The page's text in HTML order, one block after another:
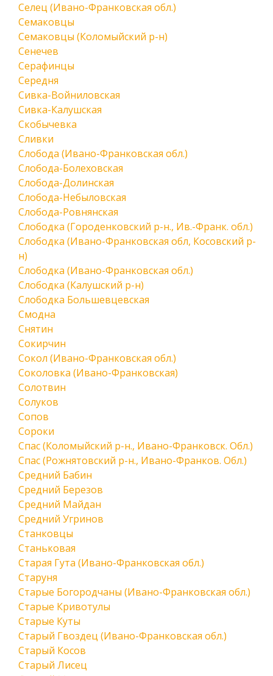
Селец (Ивано-Франковская обл.)
Семаковцы
Семаковцы (Коломыйский р-н)
Сенечев
Серафинцы
Середня
Сивка-Войниловская
Сивка-Калушская
Скобычевка
Сливки
Слобода (Ивано-Франковская обл.)
Слобода-Болеховская
Слобода-Долинская
Слобода-Небыловская
Слобода-Ровнянская
Слободка (Городенковский р-н., Ив.-Франк. обл.)
Слободка (Ивано-Франковская обл, Косовский р-
н)
Слободка (Ивано-Франковская обл.)
Слободка (Калушский р-н)
Слободка Большевцевская
Смодна
Снятин
Сокирчин
Сокол (Ивано-Франковская обл.)
Соколовка (Ивано-Франковская)
Солотвин
Солуков
Сопов
Сороки
Спас (Коломыйский р-н., Ивано-Франковск. Обл.)
Спас (Рожнятовский р-н., Ивано-Франков. Обл.)
Средний Бабин
Средний Березов
Средний Майдан
Средний Угринов
Станковцы
Станьковая
Старая Гута (Ивано-Франковская обл.)
Старуня
Старые Богородчаны (Ивано-Франковская обл.)
Старые Кривотулы
Старые Куты
Старый Гвоздец (Ивано-Франковская обл.)
Старый Косов
Старый Лисец